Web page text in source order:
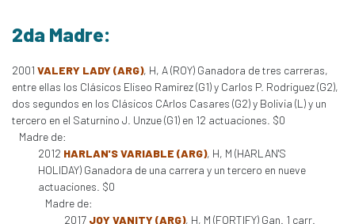
2da Madre:
2001 VALERY LADY (ARG), H, A (ROY) Ganadora de tres carreras,
entre ellas los Clásicos Eliseo Ramirez (G1) y Carlos P. Rodriguez (G2),
dos segundos en los Clásicos CArlos Casares (G2) y Bolivia (L) y un
tercero en el Saturnino J. Unzue (G1) en 12 actuaciones. $0
Madre de:
2012 HARLAN'S VARIABLE (ARG), H, M (HARLAN'S
HOLIDAY) Ganadora de una carrera y un tercero en nueve
actuaciones. $0
Madre de:
2017 JOY VANITY (ARG), H, M (FORTIFY) Gan. 1 carr.